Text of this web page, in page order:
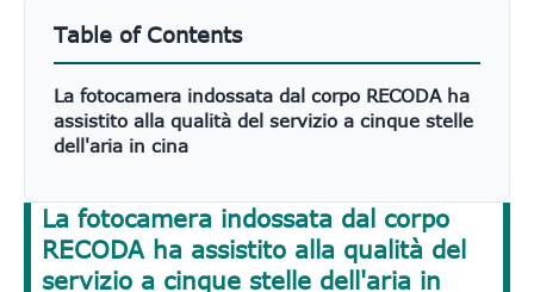
La fotocamera indossata dal corpo
RECODA ha assistito alla qualità del
servizio a cinque stelle dell'aria in
Table of Contents
La fotocamera indossata dal corpo RECODA ha
assistito alla qualità del servizio a cinque stelle
dell'aria in cina